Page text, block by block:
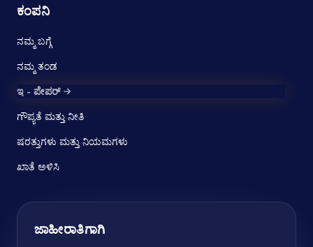
ಕಂಪನಿ
ನಮ್ಮ ಬಗ್ಗೆ
ನಮ್ಮ ತಂಡ
ಇ - ಪೇಪರ್
ಗೌಪ್ಯತೆ ಮತ್ತು ನೀತಿ
ಷರತ್ತುಗಳು ಮತ್ತು ನಿಯಮಗಳು
ಖಾತೆ ಅಳಿಸಿ
ಜಾಹೀರಾತಿಗಾಗಿ